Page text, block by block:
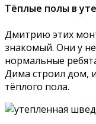
Тёплые полы в
Дмитрию этих
знакомый. Они у
нормальные
Дима строил дом,
тёплого пола.